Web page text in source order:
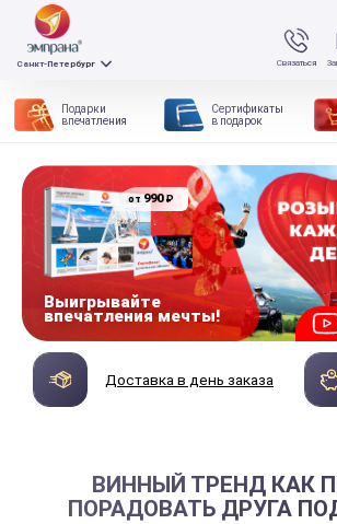
Связаться
Санкт-Петербург
Подарки
впечатления
Сертификаты
в подарок
от 990₽
Выигрывайте
впечатления мечты!
Доставка в день заказа
ВИННЫЙ ТРЕНД КАК
ПОРАДОВАТЬ ДРУГА